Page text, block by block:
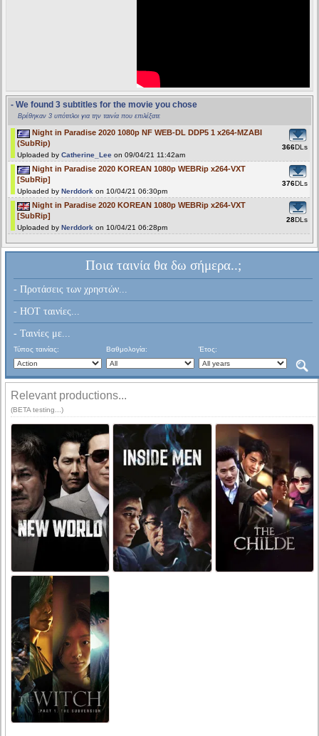
- We found 3 subtitles for the movie you chose
Βρέθηκαν 3 υπότιτλοι για την ταινία που επιλέξατε
Night in Paradise 2020 1080p NF WEB-DL DDP5 1 x264-MZABI
(SubRip)
Uploaded by Catherine_Lee on 09/04/21 11:42am
366DLs
Night in Paradise 2020 KOREAN 1080p WEBRip x264-VXT
[SubRip]
Uploaded by Nerddork on 10/04/21 06:30pm
376DLs
Night in Paradise 2020 KOREAN 1080p WEBRip x264-VXT
[SubRip]
Uploaded by Nerddork on 10/04/21 06:28pm
28DLs
Ποια ταινία θα δω σήμερα..;
- Προτάσεις των χρηστών...
- HOT ταινίες...
- Ταινίες με...
Τύπος ταινίας: Βαθμολογία: Έτος:
Relevant productions...
(BETA testing...)